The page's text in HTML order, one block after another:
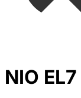
NIO EL7